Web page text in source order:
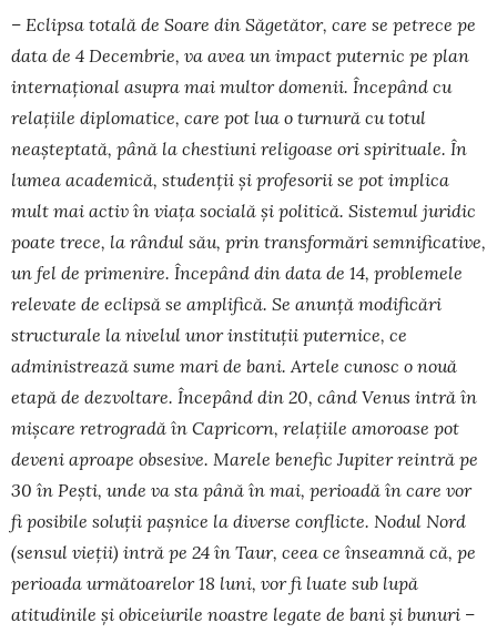
– Eclipsa totală de Soare din Săgetător, care se petrece pe
data de 4 Decembrie, va avea un impact puternic pe plan
internațional asupra mai multor domenii. Începând cu
relațiile diplomatice, care pot lua o turnură cu totul
neașteptată, până la chestiuni religoase ori spirituale. În
lumea academică, stu­denții și profesorii se pot implica
mult mai activ în viața socială și politică. Sistemul juridic
poate tre­ce, la rândul său, prin transformări semnificative,
un fel de primenire. Începând din data de 14, problemele
relevate de eclipsă se amplifică. Se anunță modificări
structurale la nivelul unor instituții puternice, ce
administrează sume mari de bani. Artele cunosc o nouă
etapă de dezvoltare. Începând din 20, când Venus intră în
mișcare retrogradă în Capricorn, relațiile amoroase pot
deveni aproape obsesive. Marele benefic Jupiter reintră pe
30 în Pești, unde va sta până în mai, perioadă în care vor
fi posibile soluții pașnice la diverse conflicte. Nodul Nord
(sensul vieții) intră pe 24 în Taur, ceea ce înseamnă că, pe
perioada următoarelor 18 luni, vor fi luate sub lupă
atitudinile și obiceiurile noastre legate de bani și bunuri –